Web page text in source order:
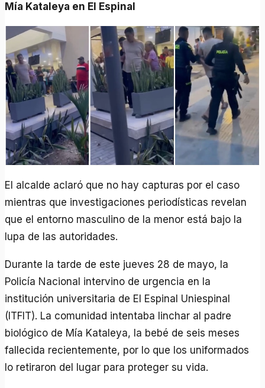
Mía Kataleya en El Espinal
El alcalde aclaró que no hay capturas por el caso
mientras que investigaciones periodísticas revelan
que el entorno masculino de la menor está bajo la
lupa de las autoridades.
Durante la tarde de este jueves 28 de mayo, la
Policía Nacional intervino de urgencia en la
institución universitaria de El Espinal Uniespinal
(ITFIT). La comunidad intentaba linchar al padre
biológico de Mía Kataleya, la bebé de seis meses
fallecida recientemente, por lo que los uniformados
lo retiraron del lugar para proteger su vida.